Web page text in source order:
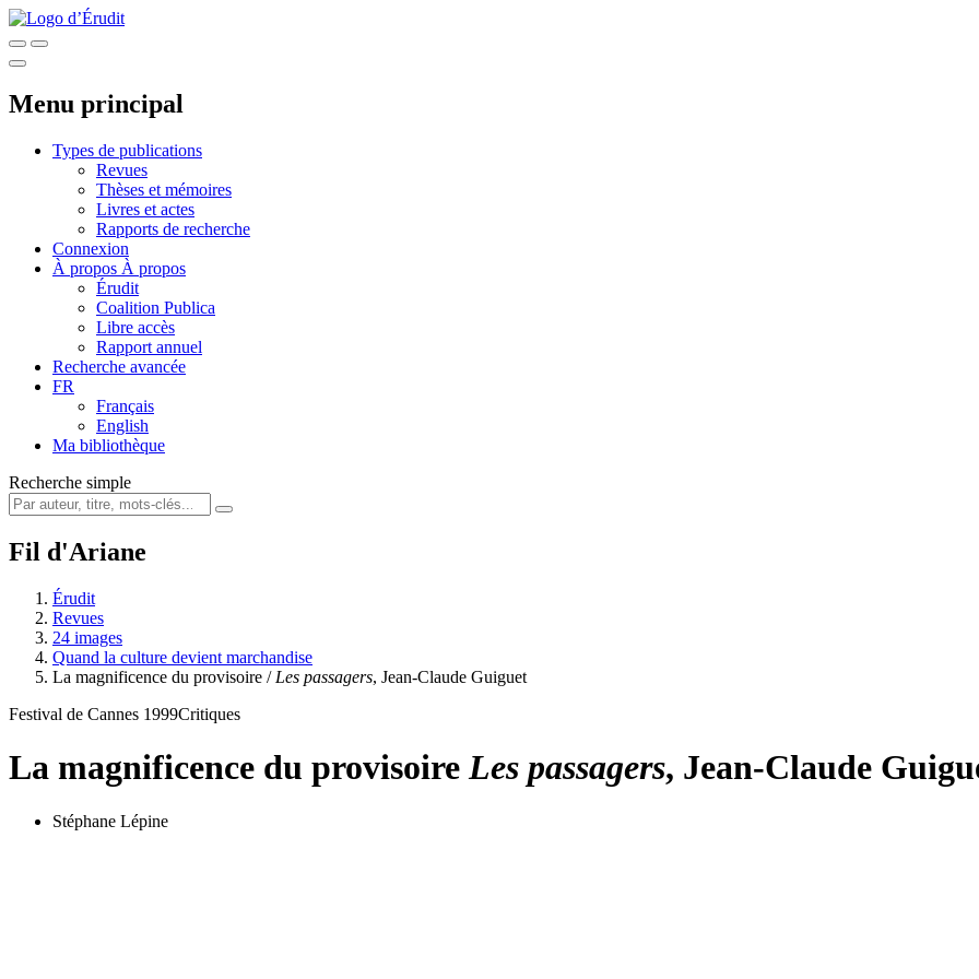
Menu principal
Types de publications
Revues
Thèses et mémoires
Livres et actes
Rapports de recherche
Connexion
À propos À propos
Érudit
Coalition Publica
Libre accès
Rapport annuel
Recherche avancée
FR
Français
English
Ma bibliothèque
Recherche simple
Fil d'Ariane
Érudit
Revues
24 images
Quand la culture devient marchandise
La magnificence du provisoire / Les passagers, Jean-Claude Guiguet
Festival de Cannes 1999Critiques
La magnificence du provisoire Les passagers, Jean-Claude
Stéphane Lépine